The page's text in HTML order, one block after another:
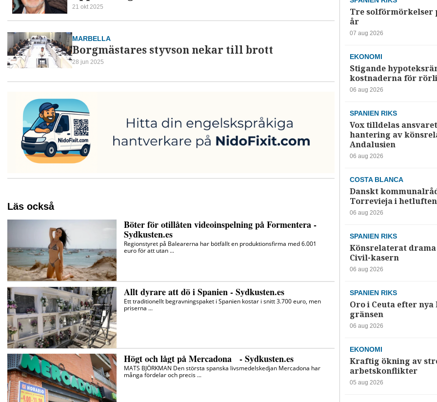
21 okt 2025
MARBELLA
Borgmästares styvson nekar till brott
28 jun 2025
Tre solförmörkelser
år
07 aug 2026
EKONOMI
Stigande
kostnaderna för
06 aug 2026
SPANIEN RIKS
Vox tilldelas
hantering av
Andalusien
06 aug 2026
COSTA BLANCA
Danskt
Torrevieja i hetluften
06 aug 2026
SPANIEN RIKS
Könsrelaterat
Civil-kasern
06 aug 2026
SPANIEN RIKS
Oro i Ceuta efter
gränsen
06 aug 2026
EKONOMI
Kraftig ökning av
arbetskonflikter
05 aug 2026